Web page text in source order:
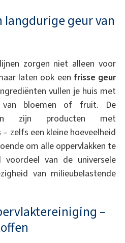
langdurige geur van
zorgen niet alleen voor
laten ook een frisse geur
vullen je huis met
van bloemen of fruit. De
zijn producten met
– zelfs een kleine hoeveelheid
om alle oppervlakken te
voordeel van de universele
van milieubelastende
–